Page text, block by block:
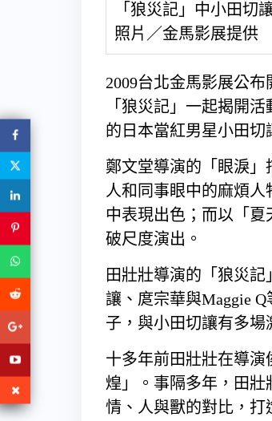
「狼災記」中小田切
照片／金馬影展提供
2009台北金馬影展公
「狼災記」一起揭開
的日本當紅男星小田切
鄭文堂導演的「眼淚
人和同事眼中的麻煩
中表現出色；而以「
破尺度演出。
田壯壯導演的「狼災
讓、庹宗華與Maggie
子，與小田切讓有多場
十多年前田壯壯在導
煌」。事隔多年，田
情、人與獸的對比，